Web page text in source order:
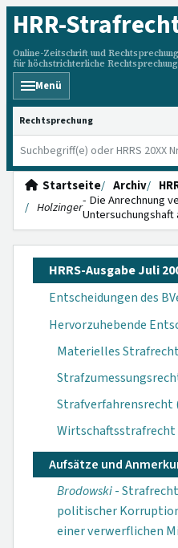
HRR-
Online-Zeitschrift und
für höchstrichterliche
Menü
HRRS durchsuchen
Startseite Archiv
Holzinger- Die Anrechnung
HRRS-Ausgabe Juli
Entscheidungen des
Hervorzuhebende
Materielles Strafrecht
Strafverfahrensrecht
Wirtschaftsstrafrecht
Aufsätze und
Brodowski-
politischer
einer verwerflichen